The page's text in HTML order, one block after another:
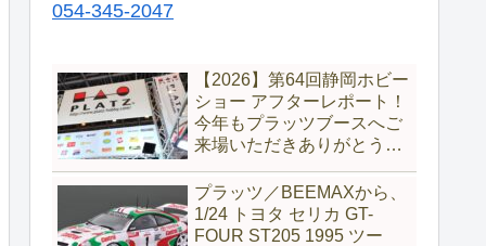
054-345-2047
【2026】第64回静岡ホビー
ショー アフターレポート！
今年もプラッツブースへご
来場いただきありがとうご
プラッツ／BEEMAXから、
1/24 トヨタ セリカ GT-
FOUR ST205 1995 ツー